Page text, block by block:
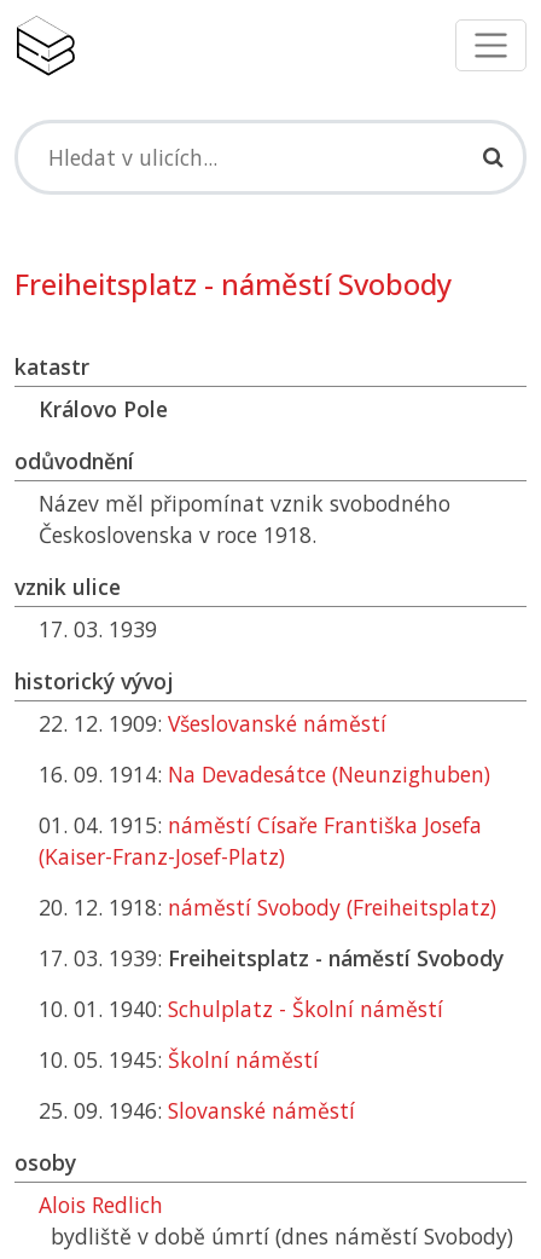
Freiheitsplatz - náměstí Svobody
katastr
Královo Pole
odůvodnění
Název měl připomínat vznik svobodného
Československa v roce 1918.
vznik ulice
17. 03. 1939
historický vývoj
22. 12. 1909: Všeslovanské náměstí
16. 09. 1914: Na Devadesátce (Neunzighuben)
01. 04. 1915: náměstí Císaře Františka Josefa
(Kaiser-Franz-Josef-Platz)
20. 12. 1918: náměstí Svobody (Freiheitsplatz)
17. 03. 1939: Freiheitsplatz - náměstí Svobody
10. 01. 1940: Schulplatz - Školní náměstí
10. 05. 1945: Školní náměstí
25. 09. 1946: Slovanské náměstí
osoby
Alois Redlich
bydliště v době úmrtí (dnes náměstí Svobody)